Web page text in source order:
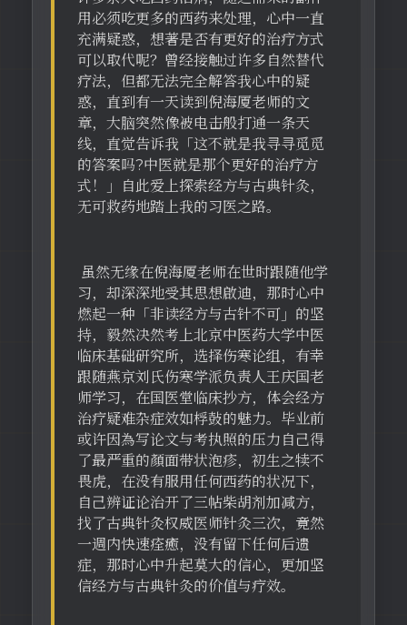
用必须吃更多的西药来处理，心中一直
充满疑惑，想著是否有更好的治疗方式
可以取代呢？曾经接触过许多自然替代
疗法，但都无法完全解答我心中的疑
惑，直到有一天读到倪海厦老师的文
章，大脑突然像被电击般打通一条天
线，直觉告诉我「这不就是我寻寻觅觅
的答案吗?中医就是那个更好的治疗方
式！」自此爱上探索经方与古典针灸，
无可救药地踏上我的习医之路。
虽然无缘在倪海厦老师在世时跟随他学
习，却深深地受其思想啟迪，那时心中
燃起一种「非读经方与古针不可」的坚
持，毅然决然考上北京中医药大学中医
临床基础研究所，选择伤寒论组，有幸
跟随燕京刘氏伤寒学派负责人王庆国老
师学习，在国医堂临床抄方，体会经方
治疗疑难杂症效如桴鼔的魅力。毕业前
或许因為写论文与考执照的压力自己得
了最严重的顏面带状泡疹，初生之犊不
畏虎，在没有服用任何西药的状况下，
自己辨证论治开了三帖柴胡剂加减方，
找了古典针灸权威医师针灸三次，竟然
一週内快速痊癒，没有留下任何后遗
症，那时心中升起莫大的信心，更加坚
信经方与古典针灸的价值与疗效。